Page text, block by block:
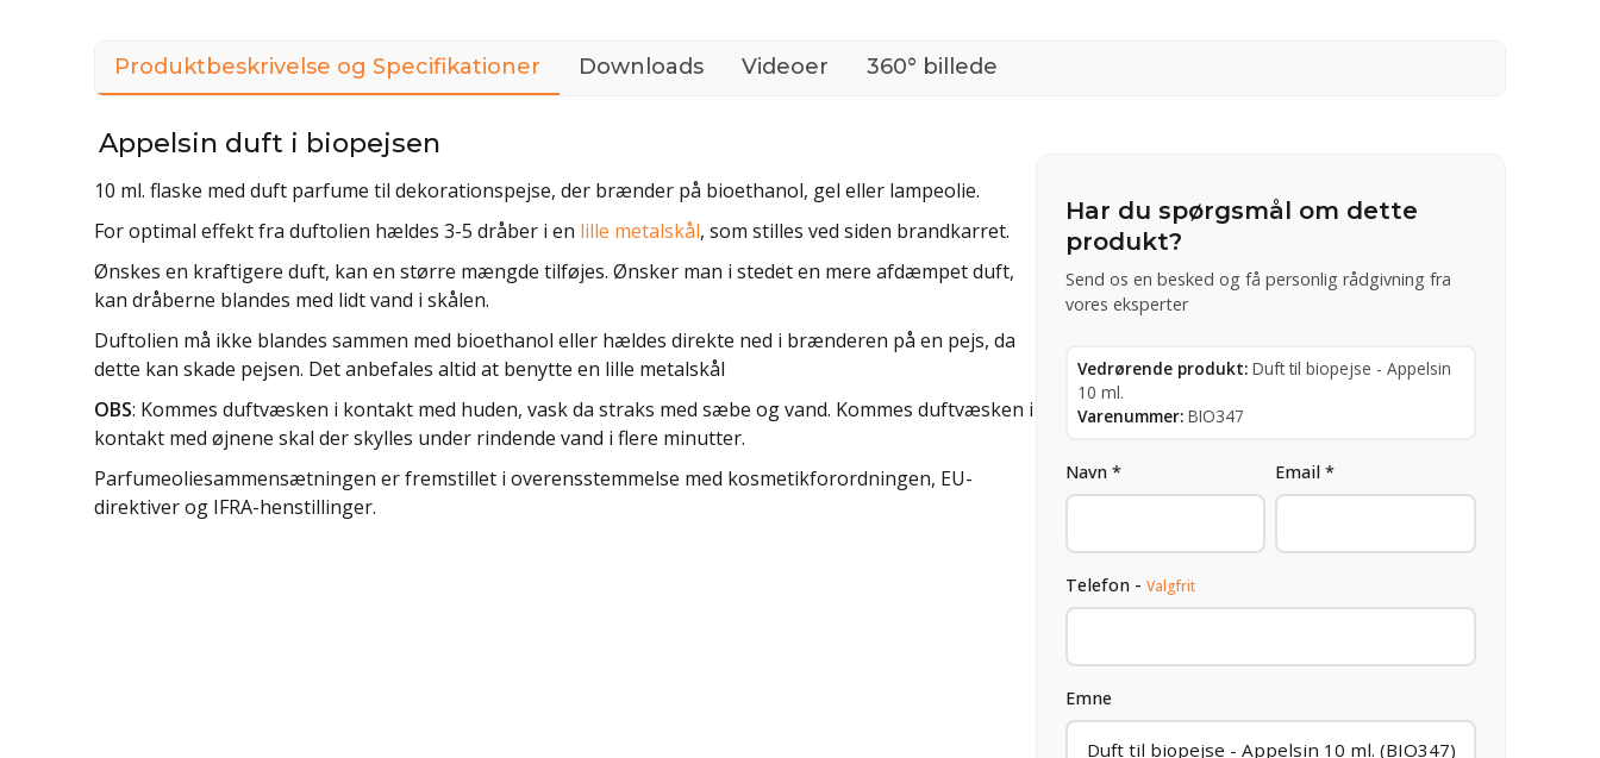
Produktbeskrivelse og Specifikationer Downloads Videoer 360° billede
Appelsin duft i biopejsen
10 ml. flaske med duft parfume til dekorationspejse, der brænder på bioethanol, gel eller lampeolie.
For optimal effekt fra duftolien hældes 3-5 dråber i en lille metalskål, som stilles ved siden brandkarret.
Ønskes en kraftigere duft, kan en større mængde tilføjes. Ønsker man i stedet en mere afdæmpet duft,
kan dråberne blandes med lidt vand i skålen.
Duftolien må ikke blandes sammen med bioethanol eller hældes direkte ned i brænderen på en pejs, da
dette kan skade pejsen. Det anbefales altid at benytte en lille metalskål
OBS: Kommes duftvæsken i kontakt med huden, vask da straks med sæbe og vand. Kommes duftvæsken i
kontakt med øjnene skal der skylles under rindende vand i flere minutter.
Parfumeoliesammensætningen er fremstillet i overensstemmelse med kosmetikforordningen, EU-
direktiver og IFRA-henstillinger.
Har du spørgsmål om dette
produkt?
Send os en besked og få personlig rådgivning fra
vores eksperter
Vedrørende produkt: Duft til biopejse - Appelsin
10 ml.
Varenummer: BIO347
Navn * Email *
Telefon - Valgfrit
Emne